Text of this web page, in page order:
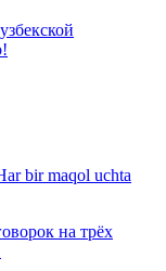
bir maqol uchta
на трёх